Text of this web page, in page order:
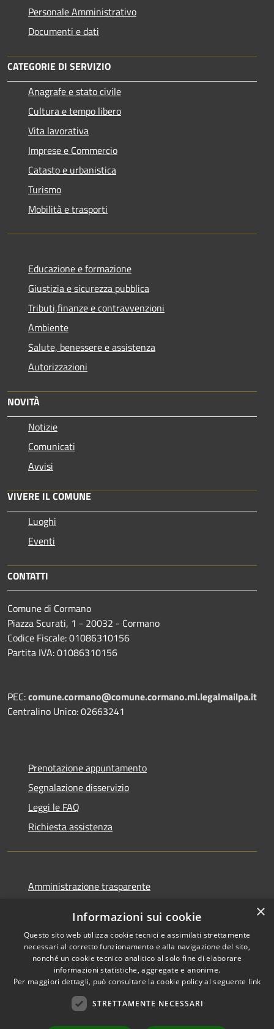
Personale Amministrativo
Documenti e dati
CATEGORIE DI SERVIZIO
Anagrafe e stato civile
Cultura e tempo libero
Vita lavorativa
Imprese e Commercio
Catasto e urbanistica
Turismo
Mobilità e trasporti
Educazione e formazione
Giustizia e sicurezza pubblica
Tributi,finanze e contravvenzioni
Ambiente
Salute, benessere e assistenza
Autorizzazioni
NOVITÀ
Notizie
Comunicati
Avvisi
VIVERE IL COMUNE
Luoghi
Eventi
CONTATTI
Comune di Cormano
Piazza Scurati, 1 - 20032 - Cormano
Codice Fiscale: 01086310156
Partita IVA: 01086310156
PEC:comune.cormano@comune.cormano.mi.legalmailpa.it
Centralino Unico: 02663241
Prenotazione appuntamento
Segnalazione disservizio
Leggi le FAQ
Richiesta assistenza
Amministrazione trasparente
Dichiarazione di accessibilità
Copyright © 2026 • Comune di
×
Informazioni sui cookie
Questo sito web utilizza cookie tecnici e assimilati strettamente
necessari al corretto funzionamento e alla navigazione del sito,
nonché un cookie tecnico analitico al solo fine di elaborare
informazioni statistiche, aggregate e anonime.
Per maggiori dettagli, può consultare la cookie policy al seguente link
STRETTAMENTE NECESSARI